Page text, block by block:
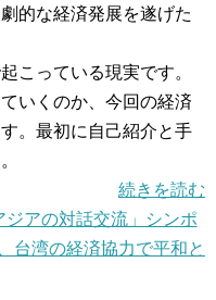
的な経済発展を遂げた
こっている現実です。
いくのか、今回の経済
。最初に自己紹介と手
続きを読む
ジアの対話交流」シンポ
湾の経済協力で平和と